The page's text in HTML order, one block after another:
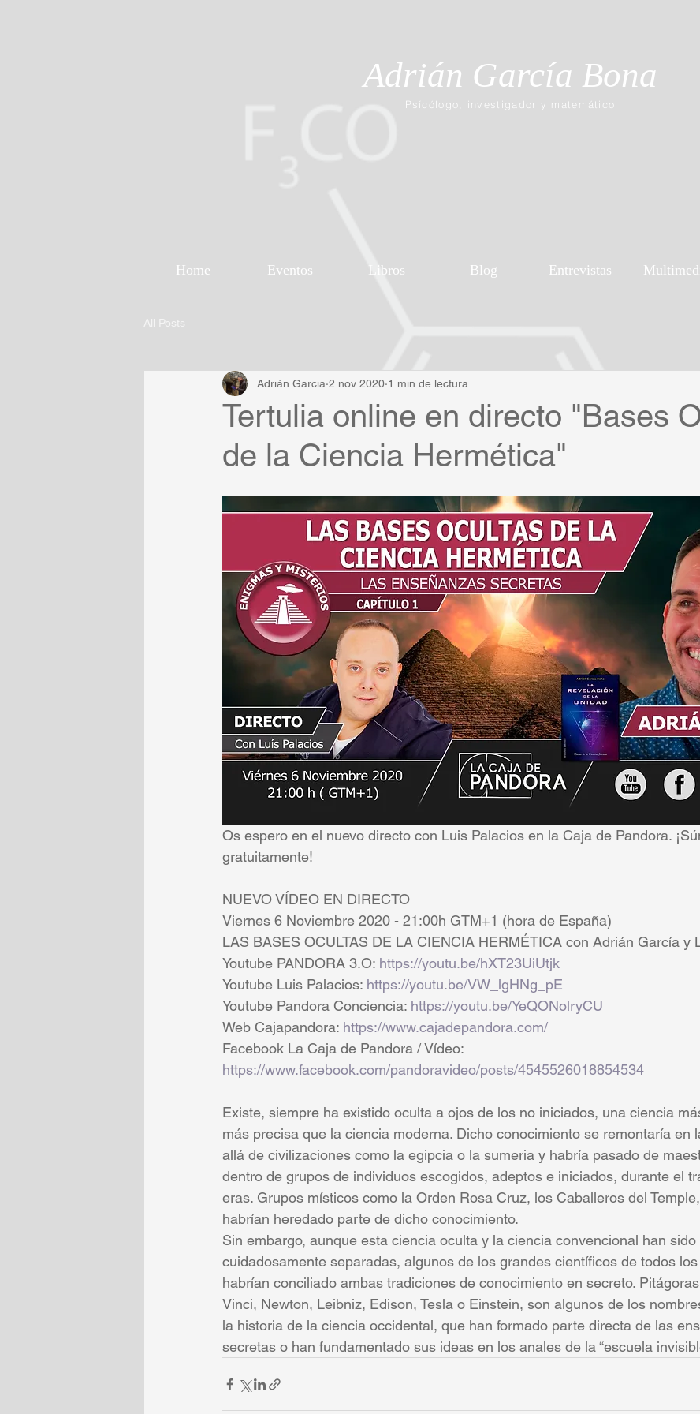
Psícólogo, investigador y matemático
Adrián García Bona
Home Eventos Libros Blog Entrevistas
All Posts
Tertulia online en directo "Bases
de la Ciencia Hermética"
Adrián Garcia 2 nov 2020 1 min de lectura
Os espero en el nuevo directo con Luis Palacios en la Caja de Pandora.
gratuitamente!
NUEVO VÍDEO EN DIRECTO
Viernes 6 Noviembre 2020 - 21:00h GTM+1 (hora de España)
LAS BASES OCULTAS DE LA CIENCIA HERMÉTICA con Adrián García y
Youtube PANDORA 3.O: https://youtu.be/hXT23UiUtjk
Youtube Luis Palacios: https://youtu.be/VW_lgHNg_pE
Youtube Pandora Conciencia: https://youtu.be/YeQONolryCU
Web Cajapandora: https://www.cajadepandora.com/
Facebook La Caja de Pandora / Vídeo:
https://www.facebook.com/pandoravideo/posts/4545526018854534
Existe, siempre ha existido oculta a ojos de los no iniciados, una ciencia
más precisa que la ciencia moderna. Dicho conocimiento se remontaría en
allá de civilizaciones como la egipcia o la sumeria y habría pasado de
dentro de grupos de individuos escogidos, adeptos e iniciados, durante el
eras. Grupos místicos como la Orden Rosa Cruz, los Caballeros del
habrían heredado parte de dicho conocimiento.
Sin embargo, aunque esta ciencia oculta y la ciencia convencional han sido
cuidadosamente separadas, algunos de los grandes científicos de todos
habrían conciliado ambas tradiciones de conocimiento en secreto.
Vinci, Newton, Leibniz, Edison, Tesla o Einstein, son algunos de los
la historia de la ciencia occidental, que han formado parte directa de las
secretas o han fundamentado sus ideas en los anales de la “escuela